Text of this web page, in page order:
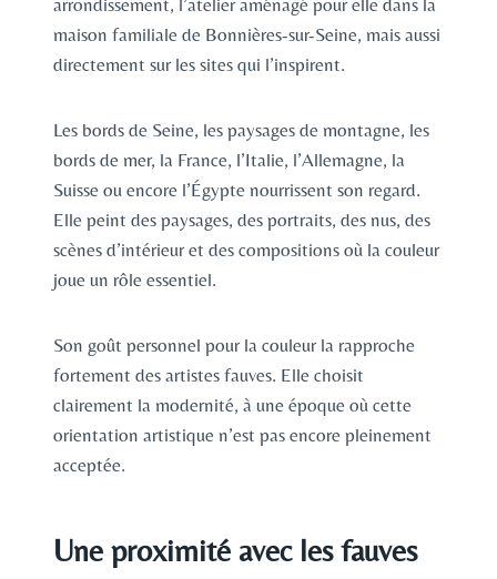
arrondissement, l’atelier aménagé pour elle dans la
maison familiale de Bonnières-sur-Seine, mais aussi
directement sur les sites qui l’inspirent.
Les bords de Seine, les paysages de montagne, les
bords de mer, la France, l’Italie, l’Allemagne, la
Suisse ou encore l’Égypte nourrissent son regard.
Elle peint des paysages, des portraits, des nus, des
scènes d’intérieur et des compositions où la couleur
joue un rôle essentiel.
Son goût personnel pour la couleur la rapproche
fortement des artistes fauves. Elle choisit
clairement la modernité, à une époque où cette
orientation artistique n’est pas encore pleinement
acceptée.
Une proximité avec les fauves